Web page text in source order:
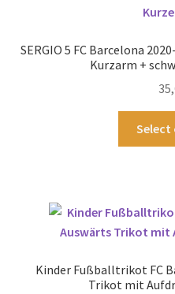
SERGIO 5 FC Barcelona
Kurzarm +
Kinder Fußballtrikot FC
Trikot mit